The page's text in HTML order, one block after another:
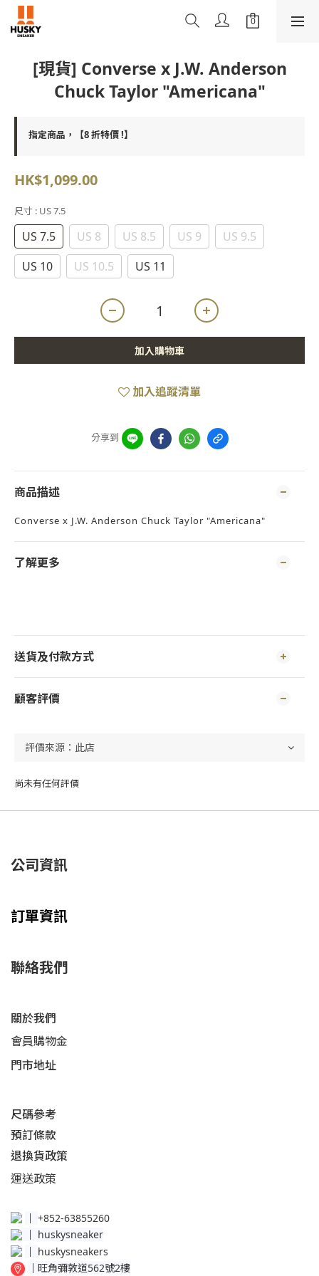
[現貨] Converse x J.W. Anderson
Chuck Taylor "Americana"
指定商品，【8 折特價 !】
HK$1,099.00
尺寸 : US 7.5
US 7.5 US 8 US 8.5 US 9
US 9.5
US 10
US 10.5 US 11
加入購物車
加入追蹤清單
分享到
商品描述
Converse x J.W. Anderson Chuck Taylor "Americana"
了解更多
送貨及付款方式
顧客評價
尚未有任何評價
公司資訊
訂單資訊
聯絡我們
關於我們
會員購物金
門市地址
尺碼參考
預訂條款
退換貨政策​
運送政策​
│ +852-63855260
huskysneaker
│ huskysneakers
│ 旺角彌敦道562號2樓